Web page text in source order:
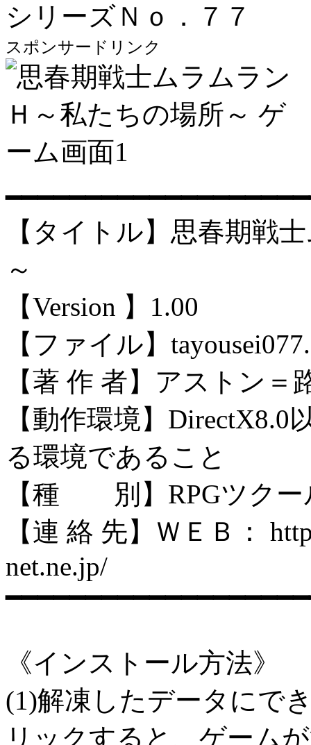
シリーズＮｏ．７７
スポンサードリンク
【タイトル】思春期戦
～
【Version 】1.00
【ファイル】tayousei077.
【著 作 者】アストン＝
【動作環境】
る環境であること
【種 別】RPGツクー
【連 絡 先】ＷＥＢ：
net.ne.jp/
《インストール方法》
(1)解凍したデータにで
リックすると、ゲーム